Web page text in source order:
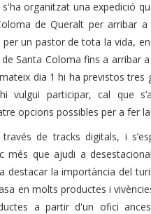
organitzat una expedició
de Queralt per arribar
per un pastor de tota la vida,
Santa Coloma fins a arribar
dia 1 hi ha previstos tres
participar, cal que
opcions possibles per a fer
de tracks digitals, i
que ajudi a
destacar la importància del
en molts productes i
a partir d'un ofici